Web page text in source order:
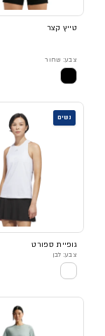
טייץ קצר
צבע: שחור
נשים
גופיית ספורט
צבע: לבן